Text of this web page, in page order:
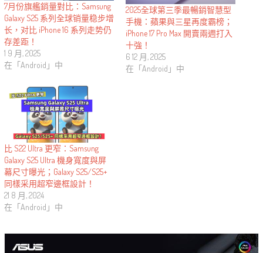
7月份旗艦銷量對比：Samsung
Galaxy S25 系列全球销量稳步增
长，对比 iPhone 16 系列走势仍
存差距！
1 9 月, 2025
在「Android」中
2025全球第三季最暢銷智慧型
手機：蘋果與三星再度霸榜；
iPhone 17 Pro Max 開賣兩週打入
十強！
6 12 月, 2025
在「Android」中
比 S22 Ultra 更窄：Samsung
Galaxy S25 Ultra 機身寬度與屏
幕尺寸曝光；Galaxy S25/S25+
同樣采用超窄邊框設計！
21 8 月, 2024
在「Android」中